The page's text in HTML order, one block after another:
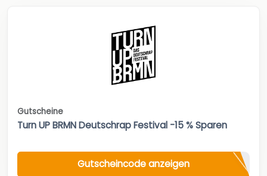
Gutscheine
Turn UP BRMN Deutschrap Festival -15 % Sparen
Gutscheincode anzeigen